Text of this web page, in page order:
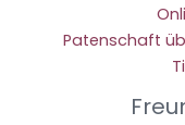
Patenschaft